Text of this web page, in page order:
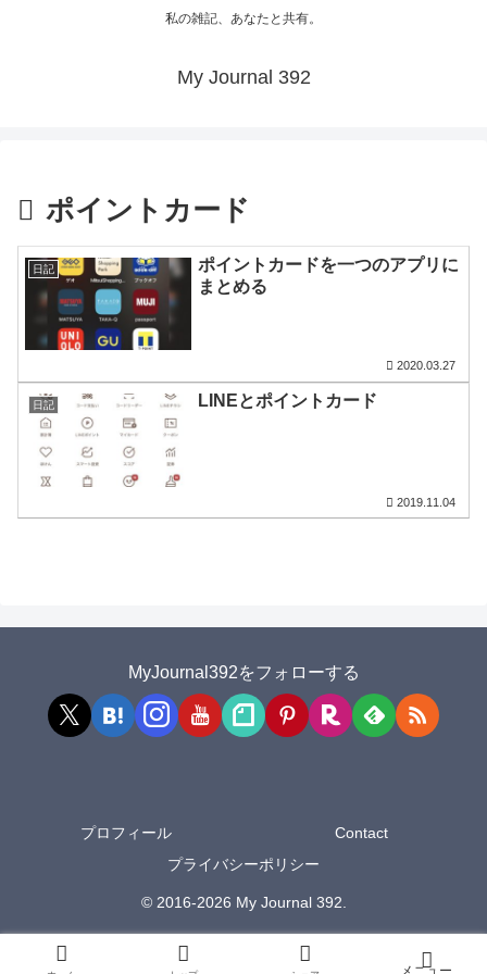
私の雑記、あなたと共有。
My Journal 392
ポイントカード
日記
ポイントカードを一つのアプリに
まとめる
2020.03.27
日記 LINEとポイントカード
2019.11.04
MyJournal392をフォローする
プロフィール
Contact
プライバシーポリシー
© 2016-2026 My Journal 392.